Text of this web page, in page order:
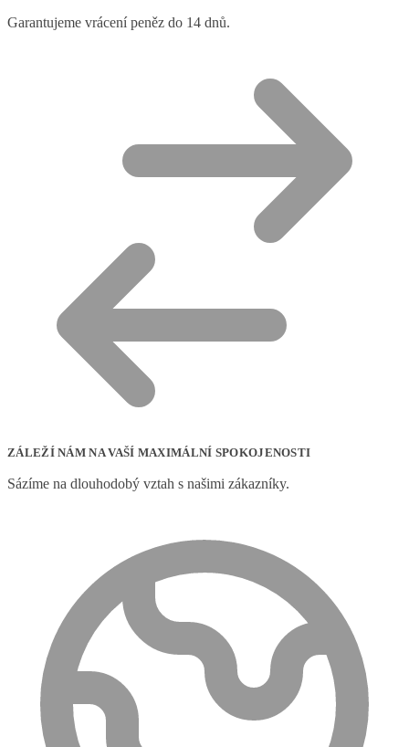
Garantujeme vrácení peněz do 14 dnů.
ZÁLEŽÍ NÁM NA VAŠÍ MAXIMÁLNÍ SPOKOJENOSTI
Sázíme na dlouhodobý vztah s našimi zákazníky.